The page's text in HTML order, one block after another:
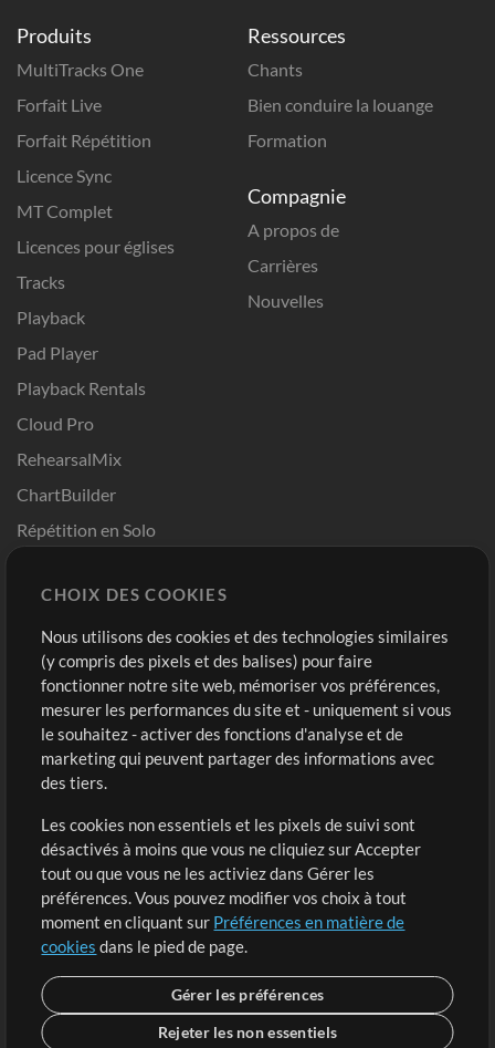
Produits
MultiTracks One
Forfait Live
Forfait Répétition
Licence Sync
MT Complet
Licences pour églises
Tracks
Playback
Pad Player
Playback Rentals
Cloud Pro
RehearsalMix
ChartBuilder
Répétition en Solo
Modèles ProPresenter
Sons
Ressources
Chants
Bien conduire la louange
Formation
Compagnie
A propos de
Carrières
Nouvelles
Boutique
Acheter des crédits
Contenu gratuit
Demander les pistes
Extras
Sessions
Soumettre votre contenu
Listes de lecture
Conférence MT
Compte
Connexion
S'inscrire
CHOIX DES COOKIES
Nous utilisons des cookies et des technologies similaires
(y compris des pixels et des balises) pour faire
fonctionner notre site web, mémoriser vos préférences,
mesurer les performances du site et - uniquement si vous
le souhaitez - activer des fonctions d'analyse et de
marketing qui peuvent partager des informations avec
des tiers.
Les cookies non essentiels et les pixels de suivi sont
désactivés à moins que vous ne cliquiez sur Accepter
tout ou que vous ne les activiez dans Gérer les
préférences. Vous pouvez modifier vos choix à tout
moment en cliquant sur Préférences en matière de
cookies dans le pied de page.
Gérer les préférences
Rejeter les non essentiels